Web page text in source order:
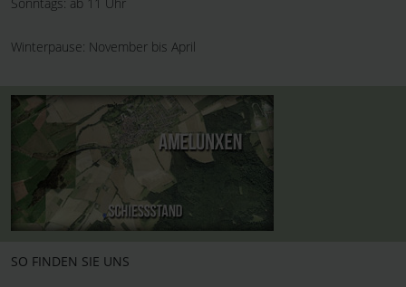
Winterpause: November bis April
SO FINDEN SIE UNS